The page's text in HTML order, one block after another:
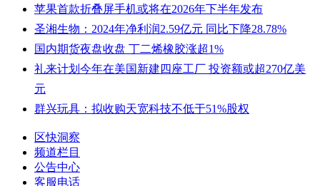
苹果首款折叠屏手机或将在2026年下半年发布
圣湘生物：2024年净利润2.59亿元 同比下降28.78%
国内期货夜盘收盘 丁二烯橡胶涨超1%
礼来计划今年在美国新建四座工厂 投资额或超270亿美
元
群兴玩具：拟收购天宽科技不低于51%股权
区快洞察
频道栏目
公告中心
客服电话